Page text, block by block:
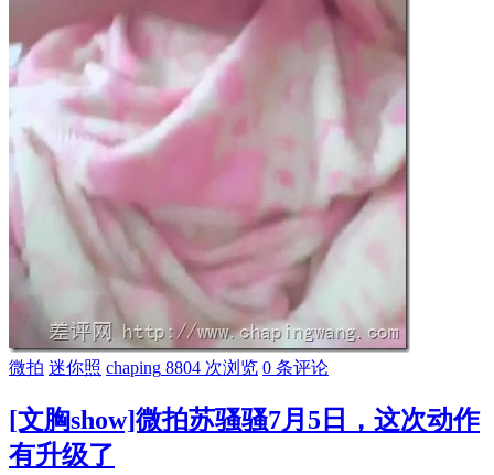
微拍 迷你照 chaping 8804 次浏览 0 条评论
[文胸show]微拍苏骚骚7月5日，这次动作
有升级了